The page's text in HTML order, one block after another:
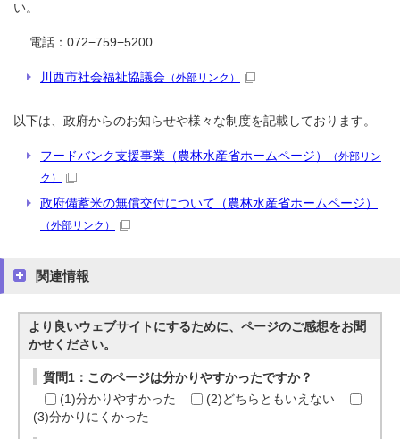
い。
電話：072−759−5200
川西市社会福祉協議会 （外部リンク）
以下は、政府からのお知らせや様々な制度を記載しております。
フードバンク支援事業（農林水産省ホームページ）
（外部リン
ク）
政府備蓄米の無償交付について（農林水産省ホームページ）
（外部リンク）
関連情報
より良いウェブサイトにするために、ページのご感想をお聞
かせください。
質問1：このページは分かりやすかったですか？
(1)分かりやすかった
(2)どちらともいえない
(3)分かりにくかった